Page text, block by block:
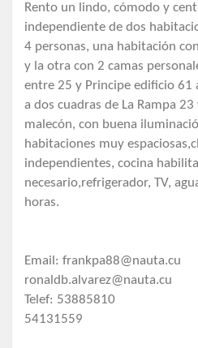
Rento un lindo, cómodo y
independiente de dos
4 personas, una habitación
y la otra con 2 camas
entre 25 y Principe edificio 61
a dos cuadras de La Rampa 23
malecón, con buena
habitaciones muy
independientes, cocina
necesario,refrigerador, TV,
horas.
Email: frankpa88@nauta.cu
ronaldb.alvarez@nauta.cu
Telef: 53885810
54131559